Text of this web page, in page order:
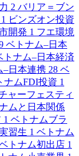
2 バリア＝ブン
1 ビンズオン投資
開発 1 フエ環境
ベトナム–日本
トナム–日本経済
–日本連携 28 ベ
ナムFDI投資 1
ャーフェスティ
ムと日本関係
1 ベトナムブラ
習生 1 ベトナム
トナム初出店 1